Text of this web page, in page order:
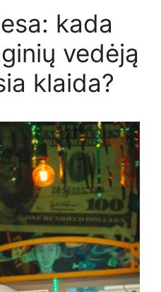
kada
vedėją
klaida?